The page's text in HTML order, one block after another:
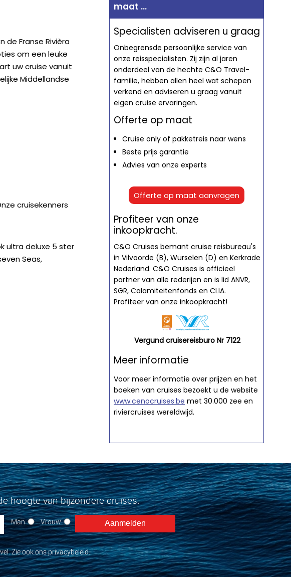
de Franse Rivièra
om een leuke
uw cruise vanuit
Middellandse
cruisekenners
ultra deluxe 5 ster
Seas,
maat ...
Specialisten adviseren u graag
Onbegrensde persoonlijke service van
onze reisspecialisten. Zij zijn al jaren
onderdeel van de hechte C&O Travel-
familie, hebben allen heel wat schepen
verkend en adviseren u graag vanuit
eigen cruise ervaringen.
Offerte op maat
Cruise only of pakketreis naar wens
Beste prijs garantie
Advies van onze experts
Offerte op maat aanvragen
Profiteer van onze
inkoopkracht.
C&O Cruises bemant cruise reisbureau's
in Vilvoorde (B), Würselen (D) en Kerkrade
Nederland. C&O Cruises is officieel
partner van alle rederijen en is lid ANVR,
SGR, Calamiteitenfonds en CLIA.
Profiteer van onze inkoopkracht!
Vergund cruisereisburo Nr 7122
Meer informatie
Voor meer informatie over prijzen en het
boeken van cruises bezoekt u de website
www.cenocruises.be met 30.000 zee en
riviercruises wereldwijd.
hoogte van bijzondere cruises.
Man Vrouw
Zie ook ons privacybeleid.